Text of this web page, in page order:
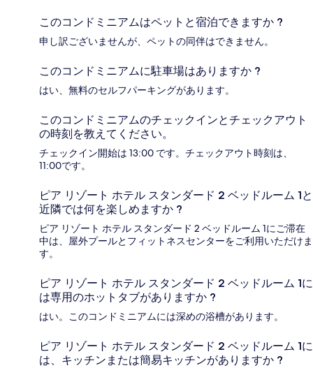
このコンドミニアムはペットと宿泊できますか ?
申し訳ございませんが、ペットの同伴はできません。
このコンドミニアムに駐車場はありますか ?
はい、無料のセルフパーキングがあります。
このコンドミニアムのチェックインとチェックアウト
の時刻を教えてください。
チェックイン開始は 13:00 です。チェックアウト時刻は、
11:00です。
ピア リゾート ホテル スタンダード 2 ベッドルーム 1と
近隣では何を楽しめますか ?
ピア リゾート ホテル スタンダード 2 ベッドルーム 1にご滞在
中は、屋外プールとフィットネスセンターをご利用いただけま
す。
ピア リゾート ホテル スタンダード 2 ベッドルーム 1に
は専用のホットタブがありますか ?
はい。このコンドミニアムには深めの浴槽があります。
ピア リゾート ホテル スタンダード 2 ベッドルーム 1に
は、キッチンまたは簡易キッチンがありますか ?